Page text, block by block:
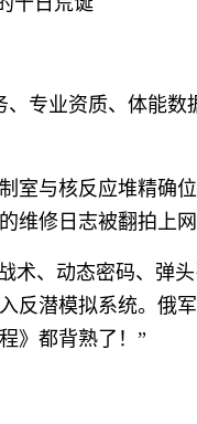
专业资质、体能
室与核反应堆精确
维修日志被翻拍上网
术、动态密码、弹
反潜模拟系统。俄
》都背熟了！”